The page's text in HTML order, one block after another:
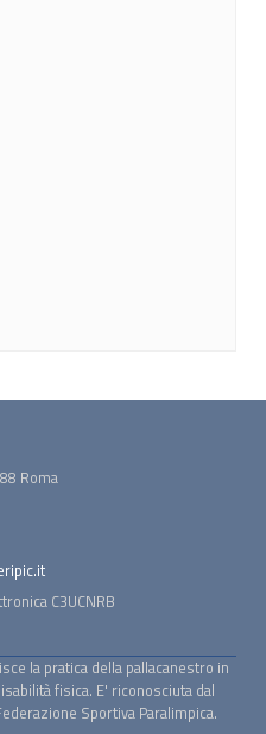
Roma
C3UCNRB
la pratica della pallacanestro in
fisica. E' riconosciuta dal
Sportiva Paralimpica.